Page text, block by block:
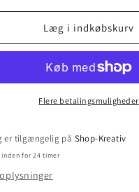
Læg i indkøbskurv
Flere betalingsmuligheder
er tilgængelig på Shop-Kreativ
for 24 timer